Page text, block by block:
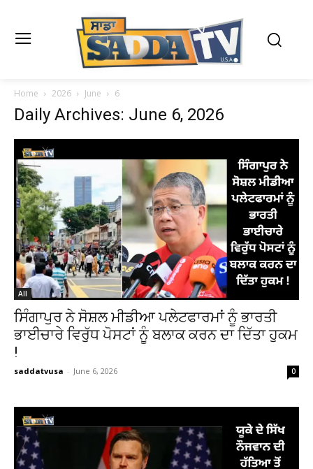
Home 2026 June 6
Daily Archives: June 6, 2026
All
ਸਿੰਗਾਪੁਰ ਨੇ ਸੋਸ਼ਲ ਮੀਡੀਆ ਪਲੇਟਫਾਰਮਾਂ ਨੂੰ ਭਾਰਤੀ
ਭਾਈਚਾਰੇ ਵਿਰੁੱਧ ਪੋਸਟਾਂ ਨੂੰ ਬਲਾਕ ਕਰਨ ਦਾ ਦਿੱਤਾ ਹੁਕਮ
!
saddatvusa - June 6, 2026 0